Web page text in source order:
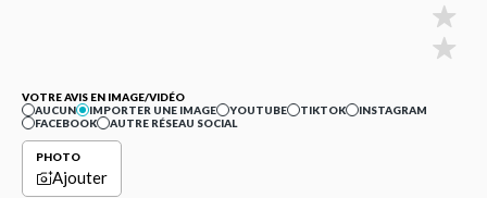
VOTRE AVIS EN IMAGE/VIDÉO
AUCUN
IMPORTER UNE IMAGE YOUTUBE TIKTOK
INSTAGRAM
FACEBOOK
AUTRE RÉSEAU SOCIAL
PHOTO
Ajouter